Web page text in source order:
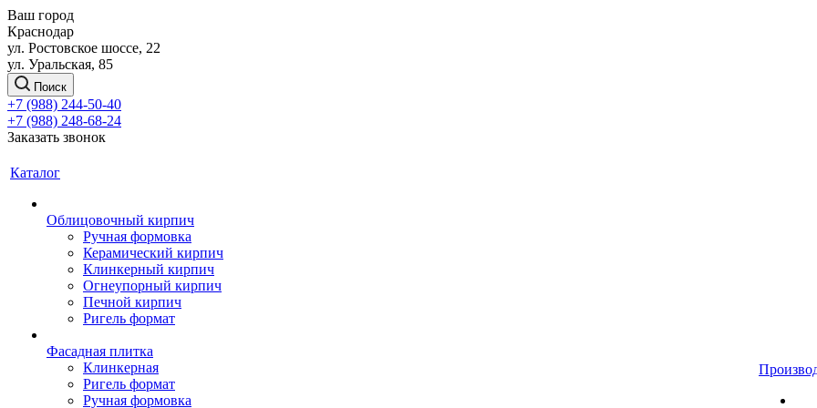
Ваш город
Краснодар
ул. Ростовское шоссе, 22
ул. Уральская, 85
Поиск
+7 (988) 244-50-40
+7 (988) 248-68-24
Заказать звонок
Каталог
Облицовочный кирпич
Ручная формовка
Керамический кирпич
Клинкерный кирпич
Огнеупорный кирпич
Печной кирпич
Ригель формат
Фасадная плитка
Клинкерная
Ригель формат
Ручная формовка